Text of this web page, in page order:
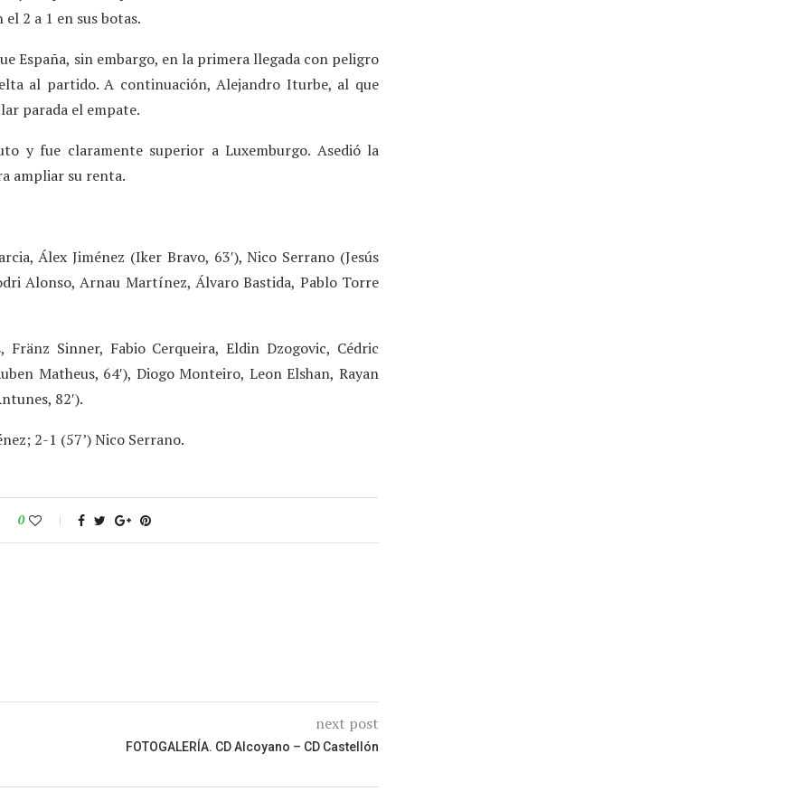
2 a 1 en sus botas.
España, sin embargo, en la primera llegada con peligro
al partido. A continuación, Alejandro Iturbe, al que
parada el empate.
y fue claramente superior a Luxemburgo. Asedió la
ampliar su renta.
Álex Jiménez (Iker Bravo, 63′), Nico Serrano (Jesús
Alonso, Arnau Martínez, Álvaro Bastida, Pablo Torre
Sinner, Fabio Cerqueira, Eldin Dzogovic, Cédric
Matheus, 64′), Diogo Monteiro, Leon Elshan, Rayan
82′).
2-1 (57’) Nico Serrano.
0
next post
FOTOGALERÍA. CD Alcoyano – CD Castellón